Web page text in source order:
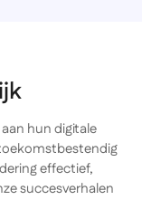
hun digitale
effectief,
succesverhalen